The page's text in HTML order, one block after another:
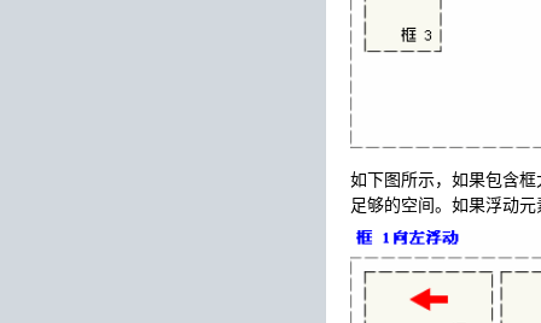
如下图所示，如果包含
足够的空间。如果浮动